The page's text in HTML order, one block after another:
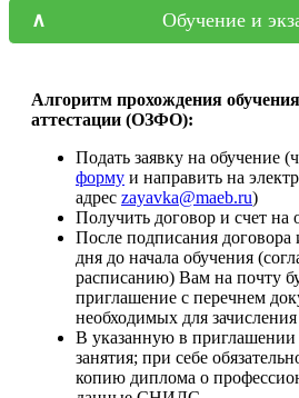
Обучение и
Алгоритм прохождения
аттестации (ОЗФО):
Подать заявку на обучение
форму и направить на
адрес zayavka@maeb.ru)
Получить договор и счет на
После подписания договора
дня до начала обучения
расписанию) Вам на почту
приглашение с перечнем
необходимых для
В указанную в приглашении
занятия; при себе
копию диплома о